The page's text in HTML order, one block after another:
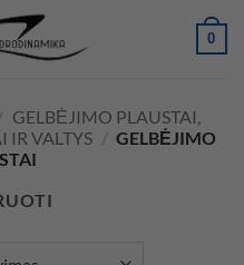
0
GELBĖJIMO PLAUSTAI,
VALTYS / GELBĖJIMO